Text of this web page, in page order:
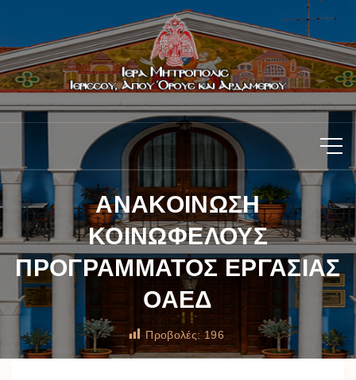
ΑΝΑΚΟΙΝΩΣΗ
ΚΟΙΝΩΦΕΛΟΥΣ
ΠΡΟΓΡΑΜΜΑΤΟΣ ΕΡΓΑΣΙΑΣ
ΟΑΕΔ
Προβολές: 196